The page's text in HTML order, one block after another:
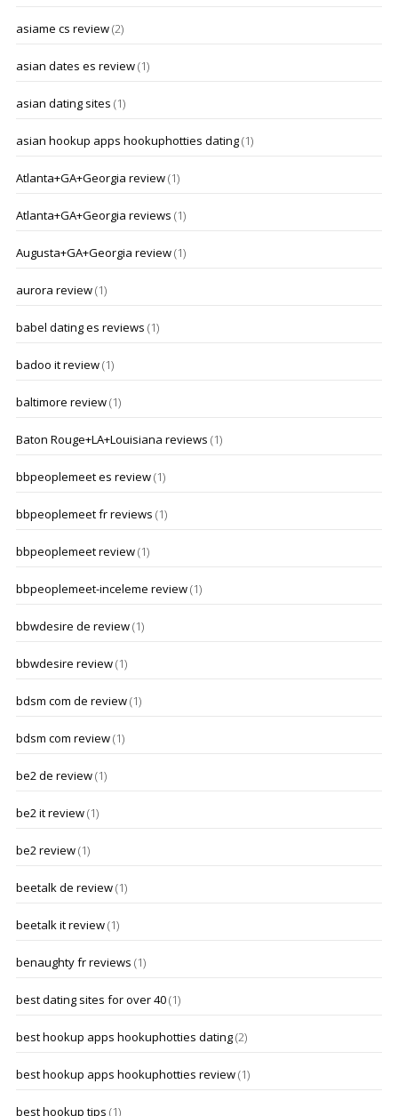
asiame cs review(2)
asian dates es review(1)
asian dating sites (1)
asian hookup apps hookuphotties dating(1)
Atlanta+GA+Georgia review(1)
Atlanta+GA+Georgia reviews (1)
Augusta+GA+Georgia review(1)
aurora review(1)
babel dating es reviews (1)
badoo it review(1)
baltimore review(1)
Baton Rouge+LA+Louisiana reviews (1)
bbpeoplemeet es review(1)
bbpeoplemeet fr reviews (1)
bbpeoplemeet review(1)
bbpeoplemeet-inceleme review(1)
bbwdesire de review(1)
bbwdesire review(1)
bdsm com de review(1)
bdsm com review(1)
be2 de review(1)
be2 it review(1)
be2 review(1)
beetalk de review(1)
beetalk it review(1)
benaughty fr reviews (1)
best dating sites for over 40(1)
best hookup apps hookuphotties dating(2)
best hookup apps hookuphotties review(1)
best hookup tips (1)